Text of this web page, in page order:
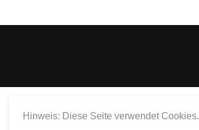
Hinweis: Diese Seite verwendet Cookies.